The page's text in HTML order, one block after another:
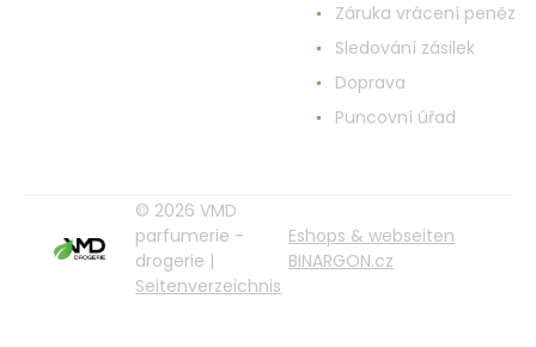
Záruka vrácení peněz
Sledování zásilek
Doprava
Puncovní úřad
© 2026 VMD
parfumerie -
drogerie |
Seitenverzeichnis
Eshops & webseiten
BINARGON.cz